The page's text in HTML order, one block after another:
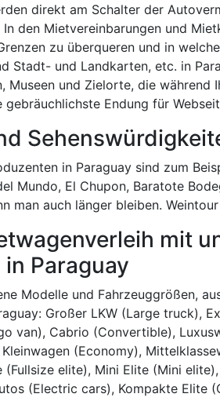
direkt am Schalter der
In den Mietvereinbarungen und
zu überqueren und in
Stadt- und Landkarten, etc. in
Museen und Zielorte, die während
Endung für
in Paraguay sind zum
Mundo, El Chupon, Baratote
man auch länger bleiben.
mit
Paraguay
Modelle und Fahrzeuggrößen,
Großer LKW (Large truck),
van), Cabrio (Convertible),
(Economy),
(Fullsize elite), Mini Elite (Mini
(Electric cars), Kompakte Elite